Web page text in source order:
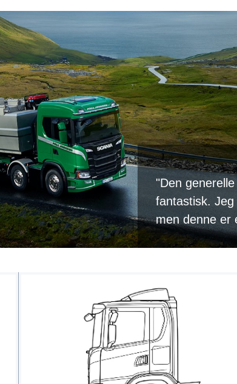
"Den
fantastisk.
men denne er